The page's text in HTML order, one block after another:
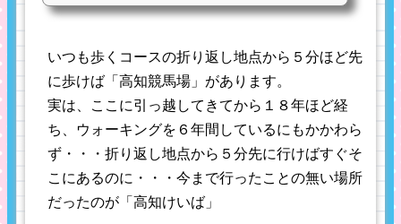
して（最近飲み会続きで・・・）直近では74kgあたりをウロウ
いつも歩くコースの折り返し地点から５分ほど先
に歩けば「高知競馬場」があります。
実は、ここに引っ越してきてから１８年ほど経
ち、ウォーキングを６年間しているにもかかわら
ず・・・折り返し地点から５分先に行けばすぐそ
こにあるのに・・・今まで行ったことの無い場所
だったのが「高知けいば」